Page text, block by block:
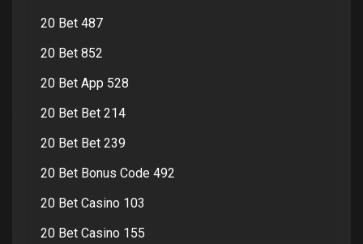
20 Bet 487
20 Bet 852
20 Bet App 528
20 Bet Bet 214
20 Bet Bet 239
20 Bet Bonus Code 492
20 Bet Casino 103
20 Bet Casino 155